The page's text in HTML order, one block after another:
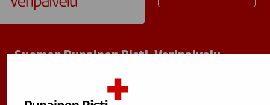
Suomen Punainen Risti, Veripalvelu
Maksuton verenluovuttajien info:
(ma–pe 8–17)